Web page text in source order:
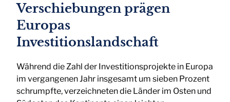
Verschiebungen prägen
Europas
Investitionslandschaft
Während die Zahl der Investitionsprojekte in Europa
im vergangenen Jahr insgesamt um sieben Prozent
schrumpfte, verzeichneten die Länder im Osten und